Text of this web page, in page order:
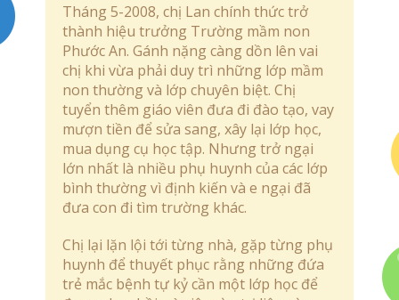
Tháng 5-2008, chị Lan chính thức trở
thành hiệu trưởng Trường mầm non
Phước An. Gánh nặng càng dồn lên vai
chị khi vừa phải duy trì những lớp mầm
non thường và lớp chuyên biệt. Chị
tuyển thêm giáo viên đưa đi đào tạo, vay
mượn tiền để sửa sang, xây lại lớp học,
mua dụng cụ học tập. Nhưng trở ngại
lớn nhất là nhiều phụ huynh của các lớp
bình thường vì định kiến và e ngại đã
đưa con đi tìm trường khác.
Chị lại lặn lội tới từng nhà, gặp từng phụ
huynh để thuyết phục rằng những đứa
trẻ mắc bệnh tự kỷ cần một lớp học để